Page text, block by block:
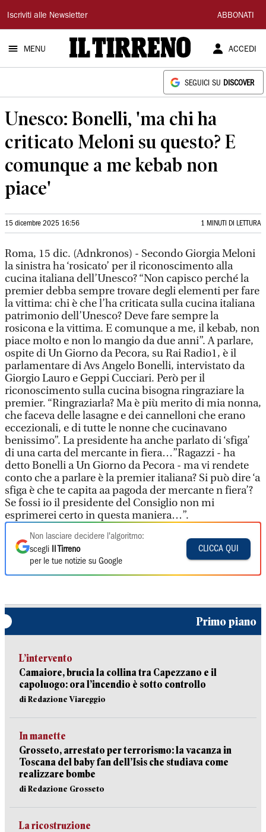
Il
Tirreno
Iscriviti alle Newsletter ABBONATI
MENU ACCEDI
SEGUICI SU DISCOVER
Unesco: Bonelli, 'ma chi ha
criticato Meloni su questo? E
comunque a me kebab non
piace'
15 dicembre 2025 16:56 1 MINUTI DI LETTURA
Roma, 15 dic. (Adnkronos) - Secondo Giorgia Meloni
la sinistra ha ‘rosicato’ per il riconoscimento alla
cucina italiana dell’Unesco? “Non capisco perché la
premier debba sempre trovare degli elementi per fare
la vittima: chi è che l’ha criticata sulla cucina italiana
patrimonio dell’Unesco? Deve fare sempre la
rosicona e la vittima. E comunque a me, il kebab, non
piace molto e non lo mangio da due anni”. A parlare,
ospite di Un Giorno da Pecora, su Rai Radio1, è il
parlamentare di Avs Angelo Bonelli, intervistato da
Giorgio Lauro e Geppi Cucciari. Però per il
riconoscimento sulla cucina bisogna ringraziare la
premier. “Ringraziarla? Ma è più merito di mia nonna,
che faceva delle lasagne e dei cannelloni che erano
eccezionali, e di tutte le nonne che cucinavano
benissimo”. La presidente ha anche parlato di ‘sfiga’
di una carta del mercante in fiera…”Ragazzi - ha
detto Bonelli a Un Giorno da Pecora - ma vi rendete
conto che a parlare è la premier italiana? Si può dire ‘a
sfiga è che te capita aa pagoda der mercante n fiera’?
Se fossi io il presidente del Consiglio non mi
esprimerei certo in questa maniera…”.
Non lasciare decidere l'algoritmo:
scegli
Il Tirreno
per le tue notizie su Google
CLICCA QUI
Primo piano
L’intervento
Camaiore, brucia la collina tra Capezzano e il
capoluogo: ora l’incendio è sotto controllo
di Redazione Viareggio
In manette
Grosseto, arrestato per terrorismo: la vacanza in
Toscana del baby fan dell’Isis che studiava come
realizzare bombe
di Redazione Grosseto
La ricostruzione